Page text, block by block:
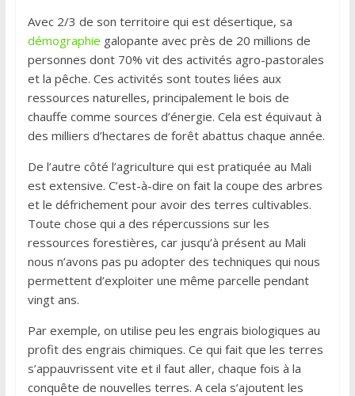
Avec 2/3 de son territoire qui est désertique, sa
démographie galopante avec près de 20 millions de
personnes dont 70% vit des activités agro-pastorales
et la pêche. Ces activités sont toutes liées aux
ressources naturelles, principalement le bois de
chauffe comme sources d’énergie. Cela est équivaut à
des milliers d’hectares de forêt abattus chaque année.
De l’autre côté l’agriculture qui est pratiquée au Mali
est extensive. C’est-à-dire on fait la coupe des arbres
et le défrichement pour avoir des terres cultivables.
Toute chose qui a des répercussions sur les
ressources forestières, car jusqu’à présent au Mali
nous n’avons pas pu adopter des techniques qui nous
permettent d’exploiter une même parcelle pendant
vingt ans.
Par exemple, on utilise peu les engrais biologiques au
profit des engrais chimiques. Ce qui fait que les terres
s’appauvrissent vite et il faut aller, chaque fois à la
conquête de nouvelles terres. A cela s’ajoutent les